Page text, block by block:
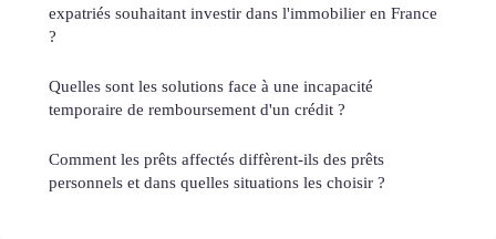
expatriés souhaitant investir dans l'immobilier en France
?
Quelles sont les solutions face à une incapacité
temporaire de remboursement d'un crédit ?
Comment les prêts affectés diffèrent-ils des prêts
personnels et dans quelles situations les choisir ?